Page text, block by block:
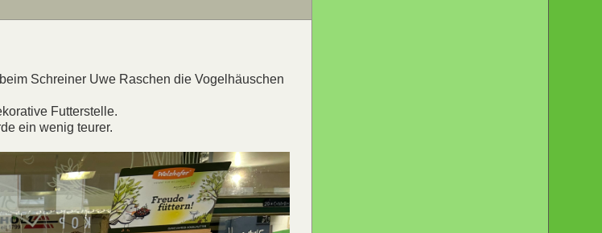
Schreiner Uwe Raschen die Vogelhäuschen
Futterstelle.
ein wenig teurer.